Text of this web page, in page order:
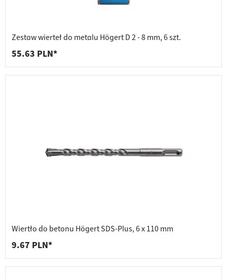
Zestaw wierteł do metalu Högert D 2 - 8 mm, 6 szt.
55.63 PLN*
Wiertło do betonu Högert SDS-Plus, 6 x 110 mm
9.67 PLN*